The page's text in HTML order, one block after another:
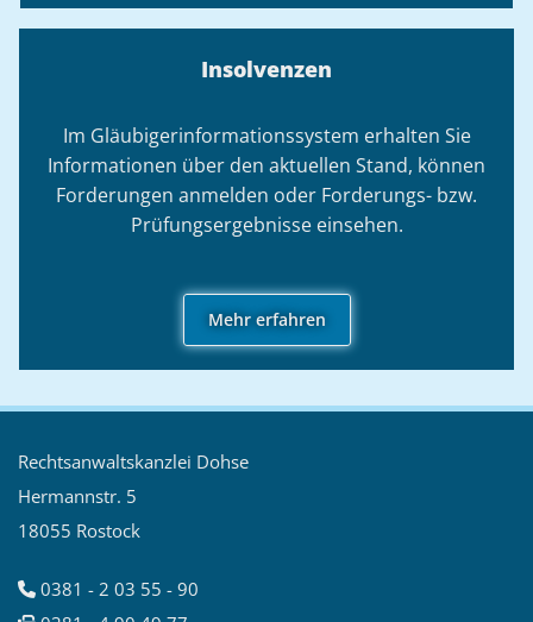
Insolvenzen
Im Gläubigerinformationssystem erhalten Sie
Informationen über den aktuellen Stand, können
Forderungen anmelden oder Forderungs- bzw.
Prüfungsergebnisse einsehen.
Mehr erfahren
Rechtsanwaltskanzlei Dohse
Hermannstr. 5
18055 Rostock
 0381 - 2 03 55 - 90